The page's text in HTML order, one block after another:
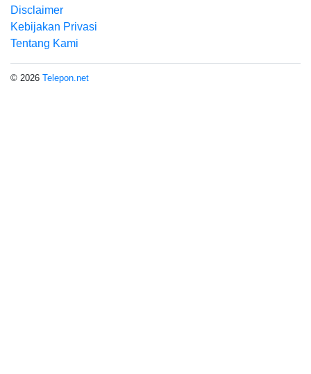
Disclaimer
Kebijakan Privasi
Tentang Kami
© 2026 Telepon.net